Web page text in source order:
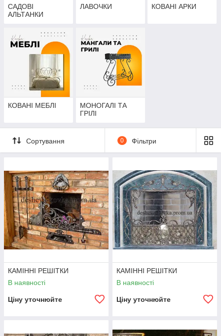
САДОВІ
АЛЬТАНКИ
ЛАВОЧКИ КОВАНІ АРКИ
КОВАНІ МЕБЛІ
МОНОГАЛІ ТА
ГРІЛІ
Сортування 0 Фільтри
КАМІННІ РЕШІТКИ
В наявності
Ціну уточнюйте
КАМІННІ РЕШІТКИ
В наявності
Ціну уточнюйте